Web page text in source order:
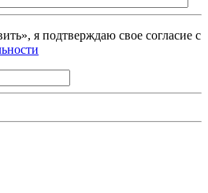
я подтверждаю свое согласие с